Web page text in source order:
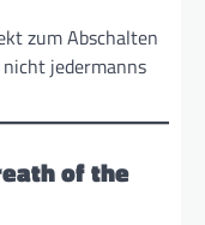
zum Abschalten
jedermanns
of the